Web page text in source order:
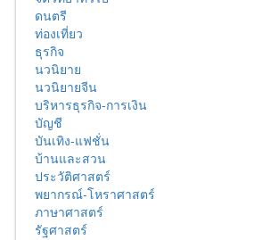
ดนตรี
ท่องเที่ยว
ธุรกิจ
นวนิยาย
นวนิยายจีน
บริหารธุรกิจ-การเงิน
บัญชี
บันเทิง-แฟชั่น
บ้านและสวน
ประวัติศาสตร์
พยากรณ์-โหราศาสตร์
ภาษาศาสตร์
รัฐศาสตร์